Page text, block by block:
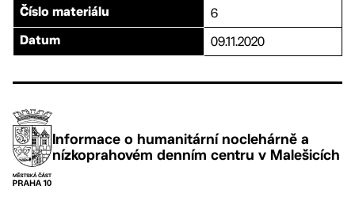
Číslo materiálu 6
Datum 09.11.2020
Informace o humanitární noclehárně a
nízkoprahovém denním centru v Malešicích